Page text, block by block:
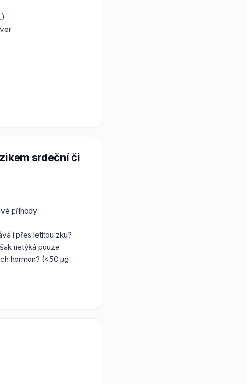
srdeční či
příhody
i přes letitou zku?
netýká pouze
hormon? (<50 µg